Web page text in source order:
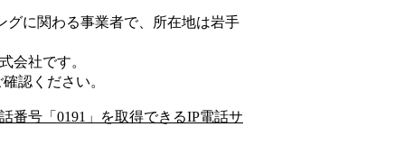
グに関わる事業者で、所在地は岩手
会社です。
確認ください。
番号「 0191 」を取得できるIP電話サ